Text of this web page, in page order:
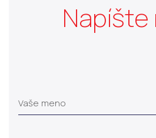
Napíšte
Vaše meno